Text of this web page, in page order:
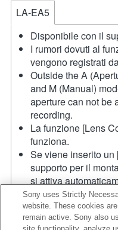
LA-EA5
Disponibile con il
I rumori dovuti al
vengono registrati
Outside the A
and M (Manual)
aperture can not be
recording.
La funzione [Lens
funziona.
Se viene inserito
supporto per il
si attiva
regolatore di messa
l'immagine
o [MF Assist] a
Sony uses Strictly
website. These cookies
remain active. Sony also